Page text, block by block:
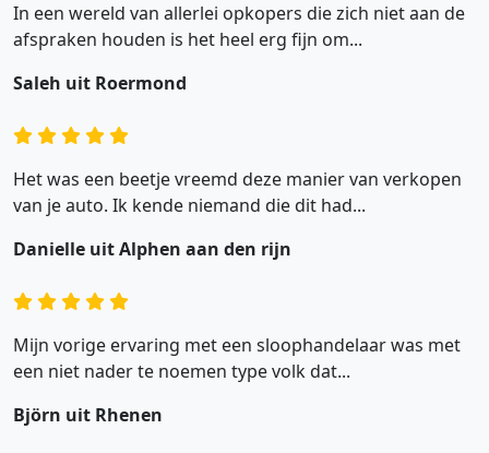
In een wereld van allerlei opkopers die zich niet aan de
afspraken houden is het heel erg fijn om...
Saleh uit Roermond
Het was een beetje vreemd deze manier van verkopen
van je auto. Ik kende niemand die dit had...
Danielle uit Alphen aan den rijn
Mijn vorige ervaring met een sloophandelaar was met
een niet nader te noemen type volk dat...
Björn uit Rhenen